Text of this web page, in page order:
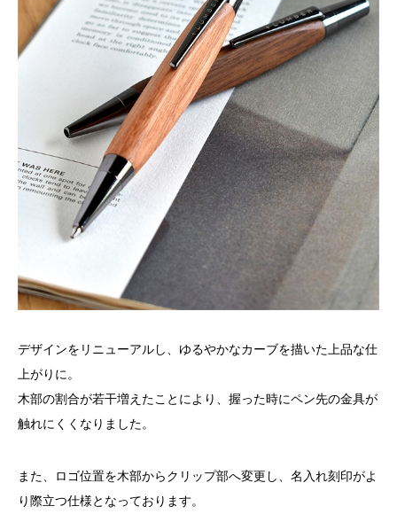
デザインをリニューアルし、ゆるやかなカーブを描いた上品な仕
上がりに。
木部の割合が若干増えたことにより、握った時にペン先の金具が
触れにくくなりました。
また、ロゴ位置を木部からクリップ部へ変更し、名入れ刻印がよ
り際立つ仕様となっております。